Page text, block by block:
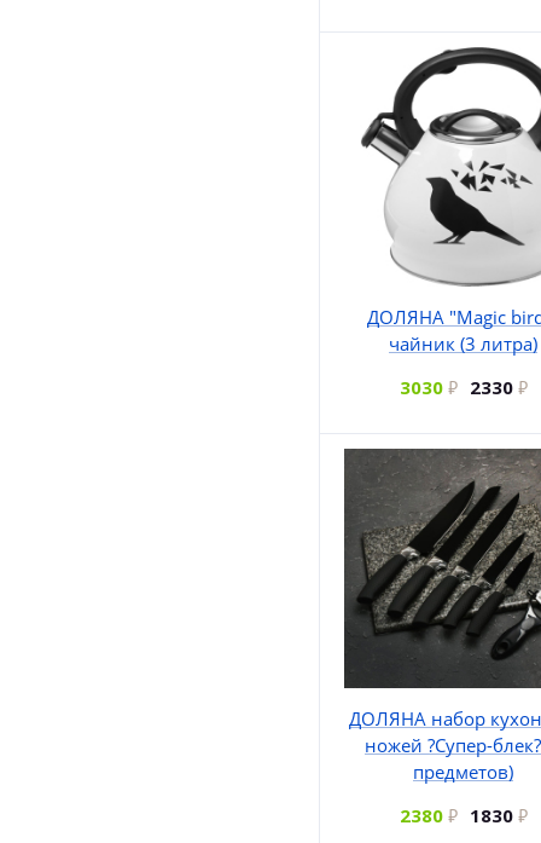
ДОЛЯНА "Magic
чайник (3 литра)
3030
2330
ДОЛЯНА набор
ножей ?Супер-
предметов)
2380
1830